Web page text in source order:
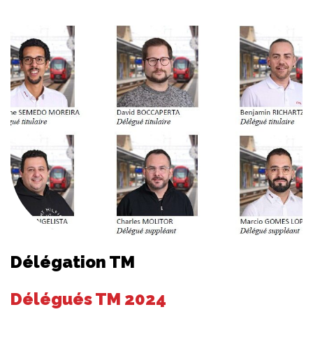
Délégation TM
Délégués TM 2024